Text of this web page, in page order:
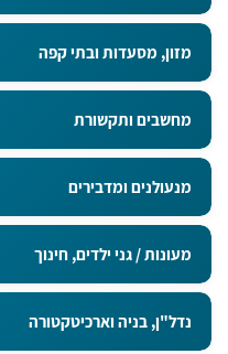
מזון, מסעדות ובתי קפה
מחשבים ותקשורת
מנעולנים ומדבירים
מעונות / גני ילדים, חינוך
נדל"ן, בניה וארכיטקטורה